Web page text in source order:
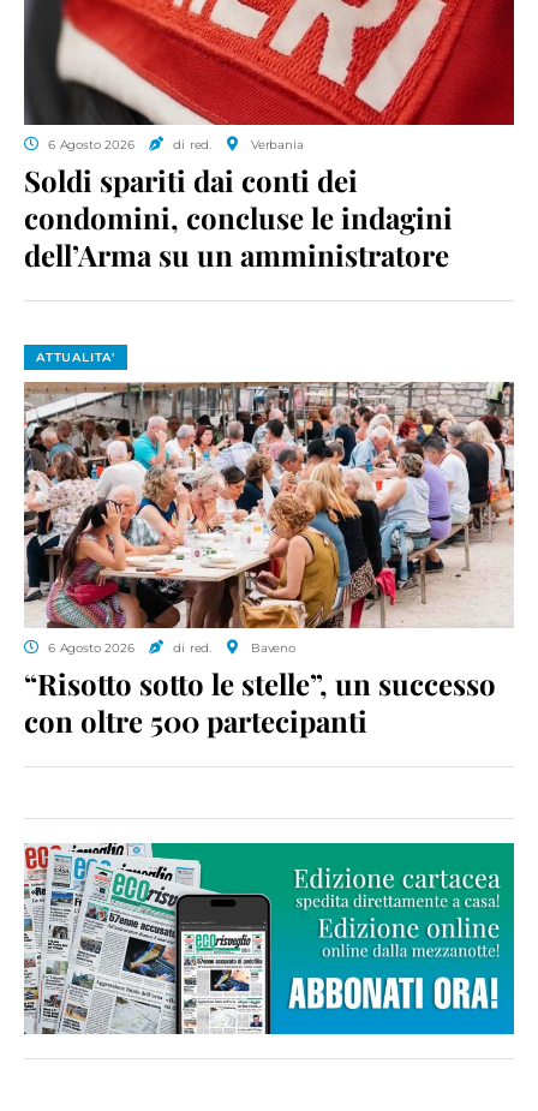
6 Agosto 2026 di red. Verbania
Soldi spariti dai conti dei
condomini, concluse le indagini
dell’Arma su un amministratore
ATTUALITA'
6 Agosto 2026 di red. Baveno
“Risotto sotto le stelle”, un successo
con oltre 500 partecipanti